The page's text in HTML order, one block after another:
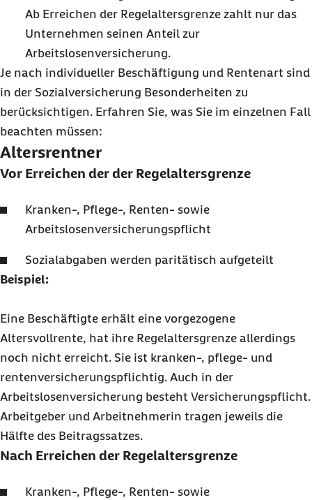
Ab Erreichen der Regelaltersgrenze zahlt nur das
Unternehmen seinen Anteil zur
Arbeitslosenversicherung.
Je nach individueller Beschäftigung und Rentenart sind
in der Sozialversicherung Besonderheiten zu
berücksichtigen. Erfahren Sie, was Sie im einzelnen Fall
beachten müssen:
Altersrentner
Vor Erreichen der der Regelaltersgrenze
Kranken-, Pflege-, Renten- sowie
Arbeitslosenversicherungspflicht
Sozialabgaben werden paritätisch aufgeteilt
Beispiel:
Eine Beschäftigte erhält eine vorgezogene
Altersvollrente, hat ihre Regelaltersgrenze allerdings
noch nicht erreicht. Sie ist kranken-, pflege- und
rentenversicherungspflichtig. Auch in der
Arbeitslosenversicherung besteht Versicherungspflicht.
Arbeitgeber und Arbeitnehmerin tragen jeweils die
Hälfte des Beitragssatzes.
Nach Erreichen der Regelaltersgrenze
Kranken-, Pflege-, Renten- sowie